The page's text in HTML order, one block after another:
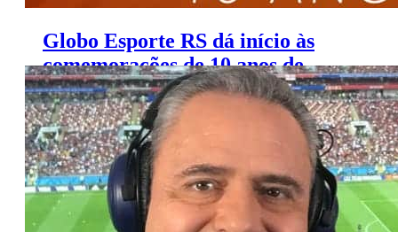
Globo Esporte RS dá início às
comemorações de 10 anos de
regionalização